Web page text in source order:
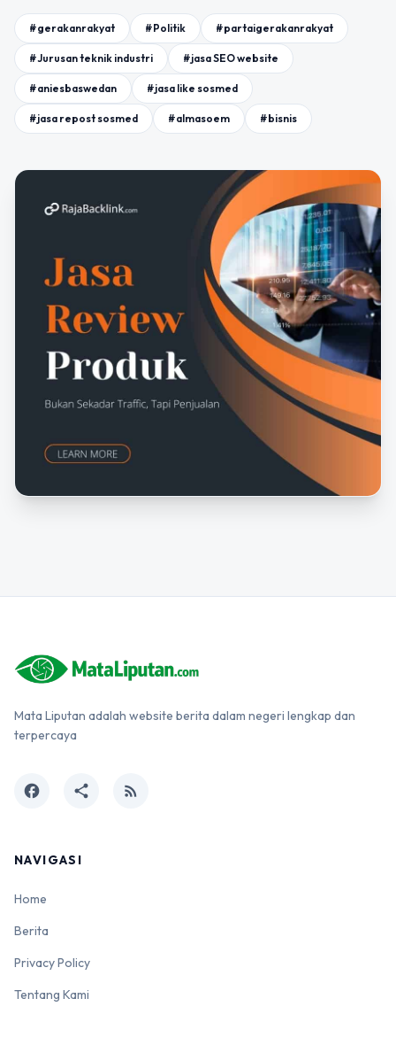
#gerakanrakyat #Politik #partaigerakanrakyat
#Jurusan teknik industri #jasa SEO website
#aniesbaswedan #jasa like sosmed
#jasa repost sosmed #almasoem #bisnis
Mata Liputan adalah website berita dalam negeri lengkap dan
terpercaya
facebook share rss_feed
NAVIGASI
Home
Berita
Privacy Policy
Tentang Kami